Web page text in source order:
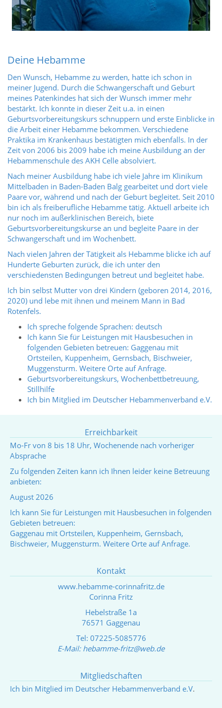
Deine Hebamme
Den Wunsch, Hebamme zu werden, hatte ich schon in
meiner Jugend. Durch die Schwangerschaft und Geburt
meines Patenkindes hat sich der Wunsch immer mehr
bestärkt. Ich konnte in dieser Zeit u.a. in einen
Geburtsvorbereitungskurs schnuppern und erste Einblicke in
die Arbeit einer Hebamme bekommen. Verschiedene
Praktika im Krankenhaus bestätigten mich ebenfalls. In der
Zeit von 2006 bis 2009 habe ich meine Ausbildung an der
Hebammenschule des AKH Celle absolviert.
Nach meiner Ausbildung habe ich viele Jahre im Klinikum
Mittelbaden in Baden-Baden Balg gearbeitet und dort viele
Paare vor, während und nach der Geburt begleitet. Seit 2010
bin ich als freiberufliche Hebamme tätig. Aktuell arbeite ich
nur noch im außerklinischen Bereich, biete
Geburtsvorbereitungskurse an und begleite Paare in der
Schwangerschaft und im Wochenbett.
Nach vielen Jahren der Tätigkeit als Hebamme blicke ich auf
Hunderte Geburten zurück, die ich unter den
verschiedensten Bedingungen betreut und begleitet habe.
Ich bin selbst Mutter von drei Kindern (geboren 2014, 2016,
2020) und lebe mit ihnen und meinem Mann in Bad
Rotenfels.
Ich spreche folgende Sprachen: deutsch
Ich kann Sie für Leistungen mit Hausbesuchen in
folgenden Gebieten betreuen: Gaggenau mit
Ortsteilen, Kuppenheim, Gernsbach, Bischweier,
Muggensturm. Weitere Orte auf Anfrage.
Geburtsvorbereitungskurs, Wochenbettbetreuung,
Stillhilfe
Ich bin Mitglied im Deutscher Hebammenverband e.V.
Erreichbarkeit
Mo-Fr von 8 bis 18 Uhr, Wochenende nach vorheriger
Absprache
Zu folgenden Zeiten kann ich Ihnen leider keine Betreuung
anbieten:
August 2026
Ich kann Sie für Leistungen mit Hausbesuchen in folgenden
Gebieten betreuen:
Gaggenau mit Ortsteilen, Kuppenheim, Gernsbach,
Bischweier, Muggensturm. Weitere Orte auf Anfrage.
Kontakt
www.hebamme-corinnafritz.de
Corinna Fritz
Hebelstraße 1a
76571 Gaggenau
Tel: 07225-5085776
E-Mail: hebamme-fritz@web.de
Mitgliedschaften
Ich bin Mitglied im Deutscher Hebammenverband e.V.